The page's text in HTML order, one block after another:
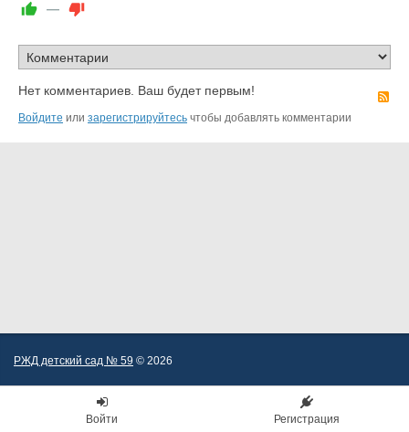
—
Нет комментариев. Ваш будет первым!
Войдите или зарегистрируйтесь чтобы добавлять комментарии
РЖД детский сад № 59 © 2026
Войти Регистрация